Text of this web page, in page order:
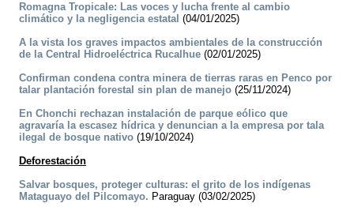
Romagna Tropicale: Las voces y lucha frente al cambio
climático y la negligencia estatal (04/01/2025)
A la vista los graves impactos ambientales de la construcción
de la Central Hidroeléctrica Rucalhue (02/01/2025)
Confirman condena contra minera de tierras raras en Penco por
talar plantación forestal sin plan de manejo (25/11/2024)
En Chonchi rechazan instalación de parque eólico que
agravaría la escasez hídrica y denuncian a la empresa por tala
ilegal de bosque nativo (19/10/2024)
Deforestación
Salvar bosques, proteger culturas: el grito de los indígenas
Mataguayo del Pilcomayo. Paraguay (03/02/2025)